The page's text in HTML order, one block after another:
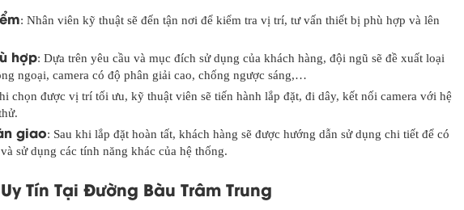
: Nhân viên kỹ thuật sẽ đến tận nơi để kiểm tra vị trí, tư vấn thiết bị phù hợp và lên
hợp: Dựa trên yêu cầu và mục đích sử dụng của khách hàng, đội ngũ sẽ đề xuất loại
ngoại, camera có độ phân giải cao, chống ngược sáng,…
chọn được vị trí tối ưu, kỹ thuật viên sẽ tiến hành lắp đặt, đi dây, kết nối camera với hệ
giao: Sau khi lắp đặt hoàn tất, khách hàng sẽ được hướng dẫn sử dụng chi tiết để có
sử dụng các tính năng khác của hệ thống.
Tín Tại Đường Bàu Trâm Trung